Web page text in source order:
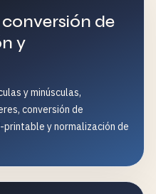
de
y
y minúsculas,
conversión de
y normalización de